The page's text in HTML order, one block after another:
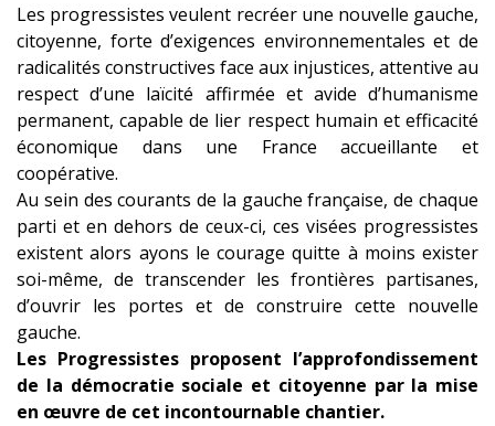
Les progressistes veulent recréer une nouvelle gauche,
citoyenne, forte d’exigences environnementales et de
radicalités constructives face aux injustices, attentive au
respect d’une laïcité affirmée et avide d’humanisme
permanent, capable de lier respect humain et efficacité
économique dans une France accueillante et
coopérative.
Au sein des courants de la gauche française, de chaque
parti et en dehors de ceux-ci, ces visées progressistes
existent alors ayons le courage quitte à moins exister
soi-même, de transcender les frontières partisanes,
d’ouvrir les portes et de construire cette nouvelle
gauche.
Les Progressistes proposent l’approfondissement
de la démocratie sociale et citoyenne par la mise
en œuvre de cet incontournable chantier.